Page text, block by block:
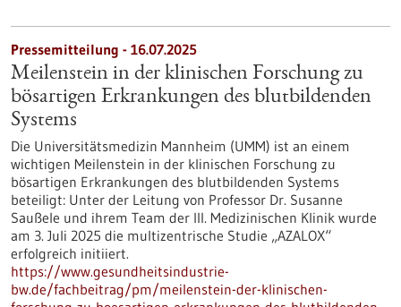
Pressemitteilung - 16.07.2025
Meilenstein in der klinischen Forschung zu
bösartigen Erkrankungen des blutbildenden
Systems
Die Universitätsmedizin Mannheim (UMM) ist an einem
wichtigen Meilenstein in der klinischen Forschung zu
bösartigen Erkrankungen des blutbildenden Systems
beteiligt: Unter der Leitung von Professor Dr. Susanne
Saußele und ihrem Team der III. Medizinischen Klinik wurde
am 3. Juli 2025 die multizentrische Studie „AZALOX“
erfolgreich initiiert.
https://www.gesundheitsindustrie-
bw.de/fachbeitrag/pm/meilenstein-der-klinischen-